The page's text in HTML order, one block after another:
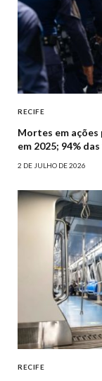
RECIFE
Mortes em ações
em 2025; 94%
2 DE JULHO DE 2026
RECIFE